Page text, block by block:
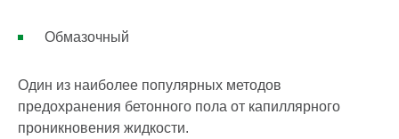
Обмазочный
Один из наиболее популярных методов
предохранения бетонного пола от капиллярного
проникновения жидкости.